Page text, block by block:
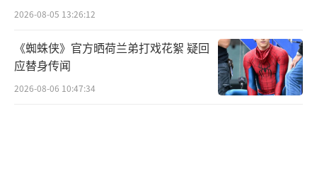
2026-08-05 13:26:12
《蜘蛛侠》官方晒荷兰弟打戏花絮 疑回
应替身传闻
2026-08-06 10:47:34